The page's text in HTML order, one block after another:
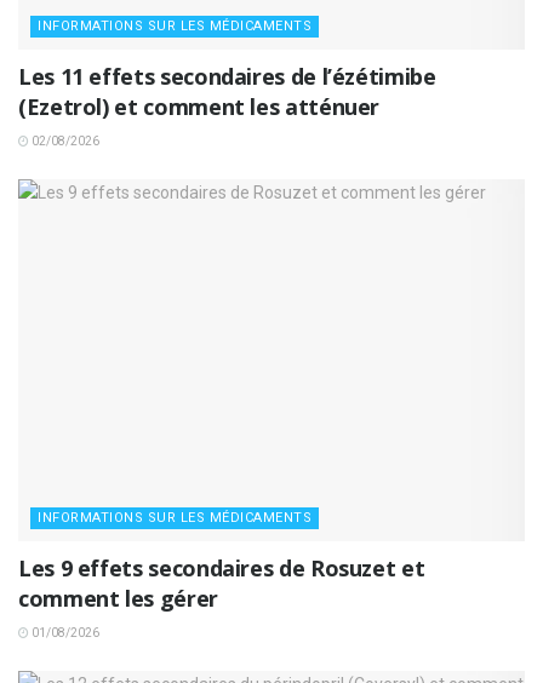
INFORMATIONS SUR LES MÉDICAMENTS
Les 11 effets secondaires de l’ézétimibe
(Ezetrol) et comment les atténuer
02/08/2026
INFORMATIONS SUR LES MÉDICAMENTS
Les 9 effets secondaires de Rosuzet et
comment les gérer
01/08/2026